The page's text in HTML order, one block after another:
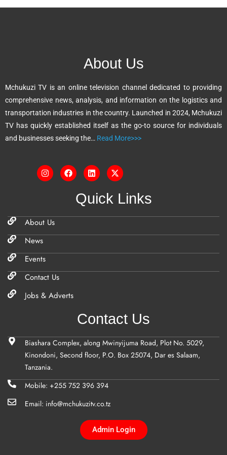
i
v
e
:
About Us
Mchukuzi TV is an online television channel dedicated to providing
comprehensive news, analysis, and information on the logistics and
transportation industries in the country. Launched in 2024, Mchukuzi
TV has quickly established itself as the go-to source for individuals
and businesses seeking the… Read More>>>
Quick Links
About Us
News
Events
Contact Us
Jobs & Adverts
Contact Us
Biashara Complex, along Mwinyijuma Road, Plot No. 5029,
Kinondoni, Second floor, P.O. Box 25074, Dar es Salaam,
Tanzania.
Mobile: +255 752 396 394
Email: info@mchukuzitv.co.tz
Admin Login